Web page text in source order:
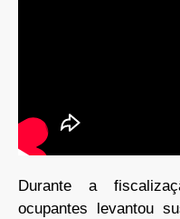
Durante a
ocupantes levantou